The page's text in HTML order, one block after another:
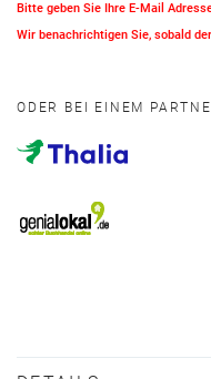
Bitte geben Sie Ihre E-Mail
Wir benachrichtigen Sie, sobald
ODER BEI EINEM